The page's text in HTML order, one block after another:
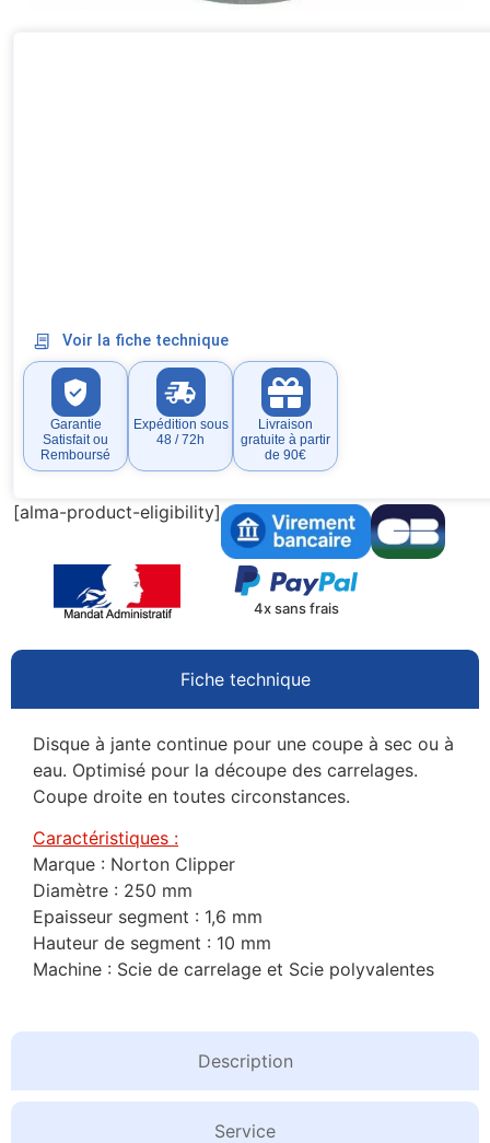
Voir la fiche technique
Garantie
Satisfait ou
Remboursé
Expédition sous
48 / 72h
Livraison
gratuite à partir
de 90€
[alma-product-eligibility]
4x sans frais
Fiche technique
Description
Service
Disque à jante continue pour une coupe à sec ou à
eau. Optimisé pour la découpe des carrelages.
Coupe droite en toutes circonstances.
Caractéristiques :
Marque : Norton Clipper
Diamètre : 250 mm
Epaisseur segment : 1,6 mm
Hauteur de segment : 10 mm
Machine : Scie de carrelage et Scie polyvalentes